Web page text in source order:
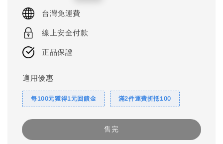
price
台灣免運費
線上安全付款
正品保證
適用優惠
每100元獲得1元回饋金 滿2件運費折抵100
售完